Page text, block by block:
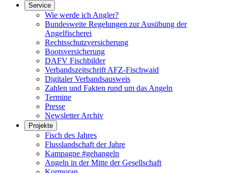
Service
Wie werde ich Angler?
Bundesweite Regelungen zur Ausübung der
Angelfischerei
Rechtsschutzversicherung
Bootsversicherung
DAFV Fischbilder
Verbandszeitschrift AFZ-Fischwaid
Digitaler Verbandsausweis
Zahlen und Fakten rund um das Angeln
Termine
Presse
Newsletter Archiv
Projekte
Fisch des Jahres
Flusslandschaft der Jahre
Kampagne #gehangeln
Angeln in der Mitte der Gesellschaft